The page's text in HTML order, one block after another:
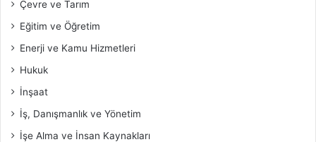
Çevre ve Tarım
Eğitim ve Öğretim
Enerji ve Kamu Hizmetleri
Hukuk
İnşaat
İş, Danışmanlık ve Yönetim
İşe Alma ve İnsan Kaynakları